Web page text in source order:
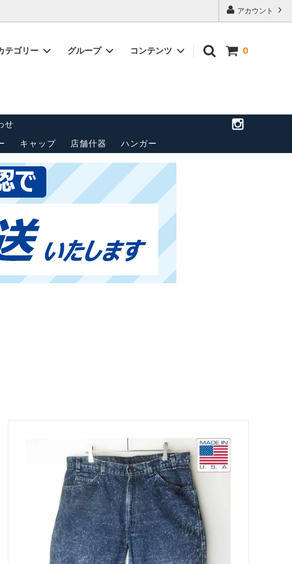
アカウント
0
テゴリー
ベルト
その他
グループ
ペナント
コンテンツ
せ
キャップ 店舗什器 ハンガー